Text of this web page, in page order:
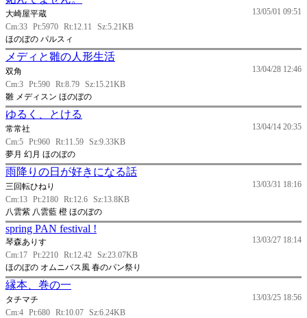
13/05/01 09:51
大崎屋平蔵
Cm:33 Pt:5970 Rt:12.11
Sz:5.21KB
ほのぼの パルスィ
メディと雛の人形生活
13/04/28 12:46
双角
Cm:3 Pt:590 Rt:8.79 Sz:15.21KB
雛 メディスン ほのぼの
ゆるく、とける
13/04/14 20:35
常常社
Cm:5 Pt:960 Rt:11.59 Sz:9.33KB
夢月 幻月 ほのぼの
雨降りの日が好きになる話
13/03/31 18:16
三回転ひねり
Cm:13 Pt:2180 Rt:12.6 Sz:13.8KB
八雲紫 八雲藍 橙 ほのぼの
spring PAN festival !
13/03/27 18:14
琴森ありす
Cm:17 Pt:2210 Rt:12.42 Sz:23.07KB
ほのぼの オムニバス風 春のパン祭り
縁本、巻の一
13/03/25 18:56
タチマチ
Cm:4 Pt:680 Rt:10.07 Sz:6.24KB